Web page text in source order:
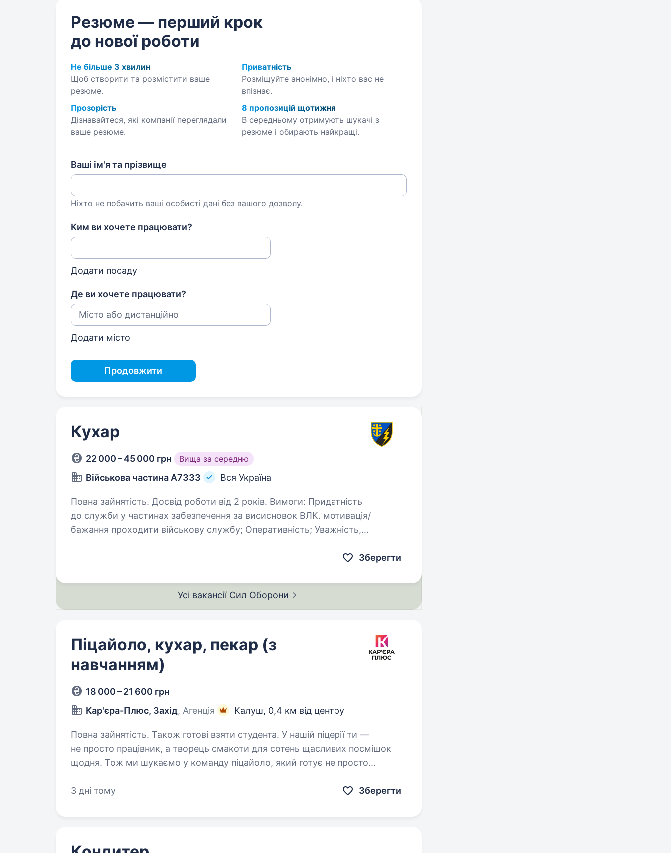
Резюме — перший крок
до нової роботи
Не більше 3 хвилин
Щоб створити та розмістити ваше
резюме.
Приватність
Розміщуйте анонімно, і ніхто вас не
впізнає.
Прозорість
Дізнавайтеся, які компанії переглядали
ваше резюме.
8 пропозицій щотижня
В середньому отримують шукачі з
резюме і обирають найкращі.
Ваші ім'я та прізвище
Ніхто не побачить ваші особисті дані без вашого дозволу.
Ким ви хочете працювати?
Додати посаду
Де ви хочете працювати?
Додати місто
Продовжити
Кухар
22 000 – 45 000 грн Вища за середню
Військова частина А7333 Вся Україна
Повна зайнятість. Досвід роботи від 2 років. Вимоги: Придатність
до служби у частинах забезпечення за висисновок ВЛК. мотивація/
бажання проходити військову службу; Оперативність; Уважність,
Зберегти
Усі вакансії Сил Оборони
Піцайоло, кухар, пекар (з
навчанням)
18 000 – 21 600 грн
Кар'єра-Плюс, Захід, Агенція Калуш, 0,4 км від центру
Повна зайнятість. Також готові взяти студента. У нашій піцерії ти —
не просто працівник, а творець смакоти для сотень щасливих посмішок
щодня. Тож ми шукаємо у команду піцайоло, який готує не просто
за технологічними…
3 дні тому Зберегти